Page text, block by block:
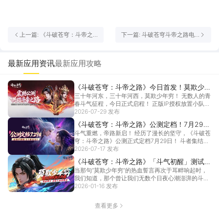
上一篇: 《斗破苍穹：斗帝之
下一篇: 斗破苍穹斗帝之路电
最新应用资讯最新应用攻略
《斗破苍穹：斗帝之路》今日首发！莫欺少年
穷，这次轮到你来登顶斗帝宝座！
三十年河东，三十年河西，莫欺少年穷！ 无数人的青
春斗气征程，今日正式启程！ 正版IP授权放置小队
RP... [详情]
2026-07-29 发布
《斗破苍穹：斗帝之路》公测定档！7月29日
斗帝出发！
斗气重燃，帝路新启！ 经历了漫长的坚守，《斗破苍
穹：斗帝之路》公测正式定档7月29日！ 斗者集结，
登... [详情]
2026-07-17 发布
《斗破苍穹：斗帝之路》「斗气初醒」测试指
南
当那句“莫欺少年穷”的热血誓言再次于耳畔响起时，
我们知道，那个曾让我们无数个日夜心潮澎湃的斗气
大陆，... [详情]
2026-01-16 发布
查看更多